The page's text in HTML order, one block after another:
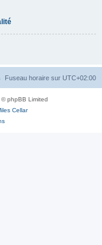
Fuseau horaire sur UTC+02:00
phpBB Limited
Cellar